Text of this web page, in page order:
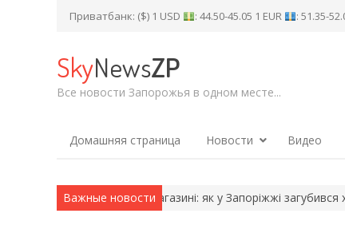
Приватбанк: ($) 1 USD : 44.50-45.05 1 EUR : 51.35-
SkyNewsZP
Все новости Запорожья в одном месте...
Домашняя страница Новости Видео
Важные новости
у магазині: як у Запоріжжі загубився хлопчик, якого…